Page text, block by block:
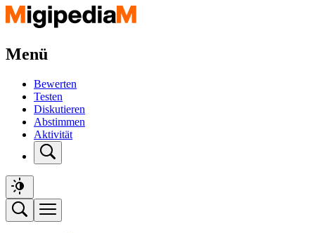
Menü
Bewerten
Testen
Diskutieren
Abstimmen
Aktivität